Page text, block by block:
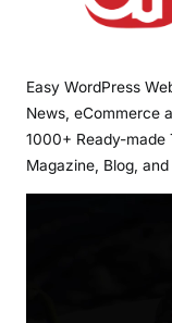
Easy WordPress
News, eCommerce
1000+ Ready-made
Magazine, Blog,